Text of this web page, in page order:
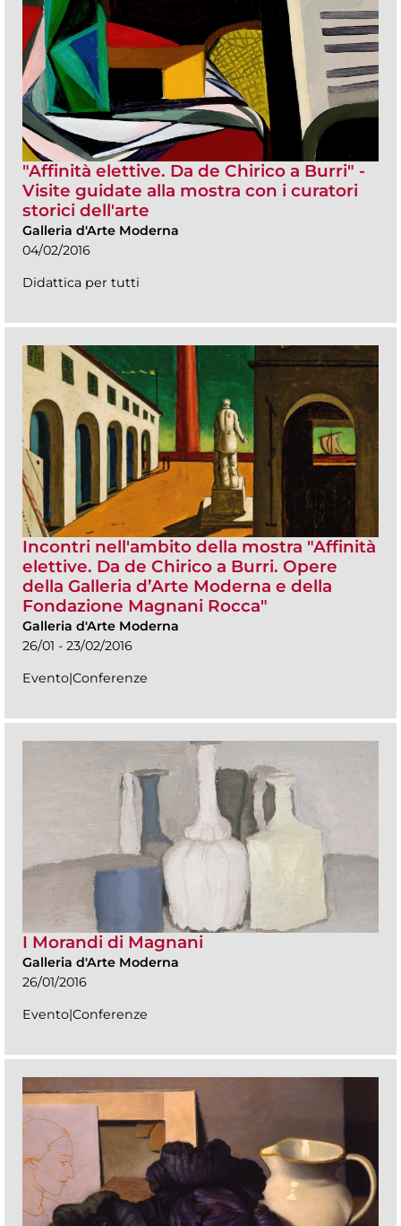
"Affinità elettive. Da de Chirico a Burri" -
Visite guidate alla mostra con i curatori
storici dell'arte
Galleria d'Arte Moderna
04/02/2016
Didattica per tutti
Incontri nell'ambito della mostra "Affinità
elettive. Da de Chirico a Burri. Opere
della Galleria d’Arte Moderna e della
Fondazione Magnani Rocca"
Galleria d'Arte Moderna
26/01 - 23/02/2016
Evento|Conferenze
I Morandi di Magnani
Galleria d'Arte Moderna
26/01/2016
Evento|Conferenze